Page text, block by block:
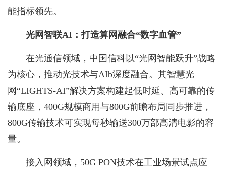
能指标领先。
光网智联AI：打造算网融合“数字血管”
在光通信领域，中国信科以“光网智能跃升”战略
为核心，推动光技术与AIb深度融合。其智慧光
网“LIGHTS-AI”解决方案构建起低时延、高可靠的传
输底座，400G规模商用与800G前瞻布局同步推进，
800G传输技术可实现每秒输送300万部高清电影的容
量。
接入网领域，50G PON技术在工业场景试点应